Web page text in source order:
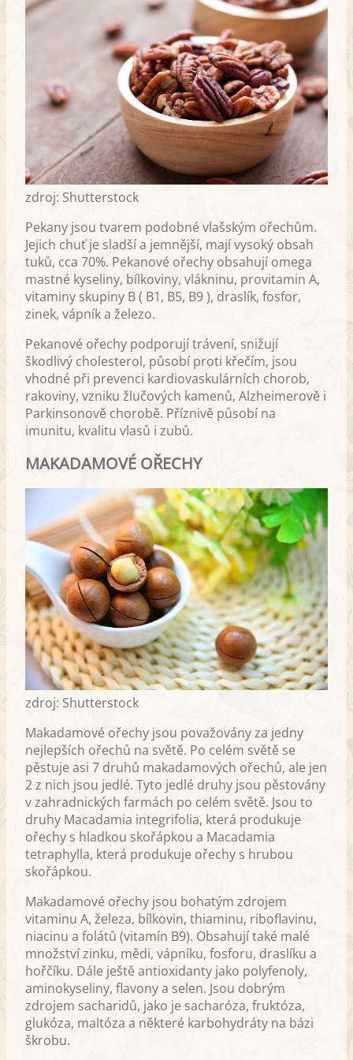
zdroj: Shutterstock
Pekany jsou tvarem podobné vlašským ořechům.
Jejich chuť je sladší a jemnější, mají vysoký obsah
tuků, cca 70%. Pekanové ořechy obsahují omega
mastné kyseliny, bílkoviny, vlákninu, provitamin A,
vitaminy skupiny B ( B1, B5, B9 ), draslík, fosfor,
zinek, vápník a železo.
Pekanové ořechy podporují trávení, snižují
škodlivý cholesterol, působí proti křečím, jsou
vhodné při prevenci kardiovaskulárních chorob,
rakoviny, vzniku žlučových kamenů, Alzheimerově i
Parkinsonově chorobě. Příznivě působí na
imunitu, kvalitu vlasů i zubů.
MAKADAMOVÉ OŘECHY
zdroj: Shutterstock
Makadamové ořechy jsou považovány za jedny
nejlepších ořechů na světě. Po celém světě se
pěstuje asi 7 druhů makadamových ořechů, ale jen
2 z nich jsou jedlé. Tyto jedlé druhy jsou pěstovány
v zahradnických farmách po celém světě. Jsou to
druhy Macadamia integrifolia, která produkuje
ořechy s hladkou skořápkou a Macadamia
tetraphylla, která produkuje ořechy s hrubou
skořápkou.
Makadamové ořechy jsou bohatým zdrojem
vitaminu A, železa, bílkovin, thiaminu, riboflavinu,
niacinu a folátů (vitamín B9). Obsahují také malé
množství zinku, mědi, vápníku, fosforu, draslíku a
hořčíku. Dále ještě antioxidanty jako polyfenoly,
aminokyseliny, flavony a selen. Jsou dobrým
zdrojem sacharidů, jako je sacharóza, fruktóza,
glukóza, maltóza a některé karbohydráty na bázi
škrobu.